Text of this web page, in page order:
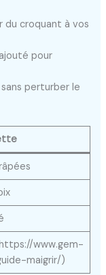
du croquant à vos
pour
perturber le
www.gem-
maigrir/)